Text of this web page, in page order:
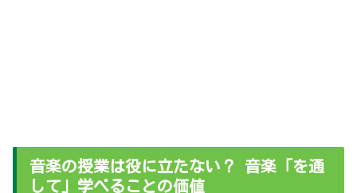
音楽の授業は役に立たない？ 音楽「を通
して」学べることの価値